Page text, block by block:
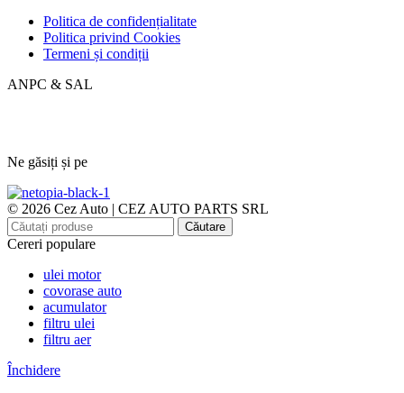
Politica de confidențialitate
Politica privind Cookies
Termeni și condiții
ANPC & SAL
Ne găsiți și pe
© 2026 Cez Auto | CEZ AUTO PARTS SRL
Căutare
Cereri populare
ulei motor
covorase auto
acumulator
filtru ulei
filtru aer
Închidere